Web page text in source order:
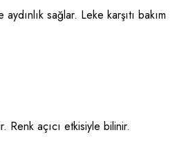
sağlar. Leke karşıtı bakım
Renk açıcı etkisiyle bilinir.